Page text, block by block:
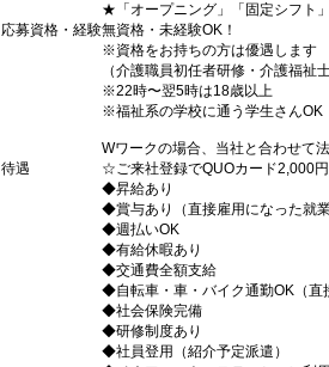
★「オープニング」「固定シフト
応募資格・経験無資格・未経験OK！
※資格をお持ちの方は優遇しま
（介護職員初任者研修・介護福祉
※22時〜翌5時は18歳以上
※福祉系の学校に通う学生さんOK
Wワークの場合、当社と合わせて
待遇
☆ご来社登録でQUOカード2,000
◆昇給あり
◆賞与あり（直接雇用になった就業
◆週払いOK
◆有給休暇あり
◆交通費全額支給
◆自転車・車・バイク通勤OK（直
◆社会保険完備
◆研修制度あり
◆社員登用（紹介予定派遣）